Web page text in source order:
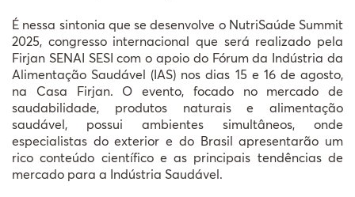
É nessa sintonia que se desenvolve o NutriSaúde Summit
2025, congresso internacional que será realizado pela
Firjan SENAI SESI com o apoio do Fórum da Indústria da
Alimentação Saudável (IAS) nos dias 15 e 16 de agosto,
na Casa Firjan. O evento, focado no mercado de
saudabilidade, produtos naturais e alimentação
saudável, possui ambientes simultâneos, onde
especialistas do exterior e do Brasil apresentarão um
rico conteúdo científico e as principais tendências de
mercado para a Indústria Saudável.